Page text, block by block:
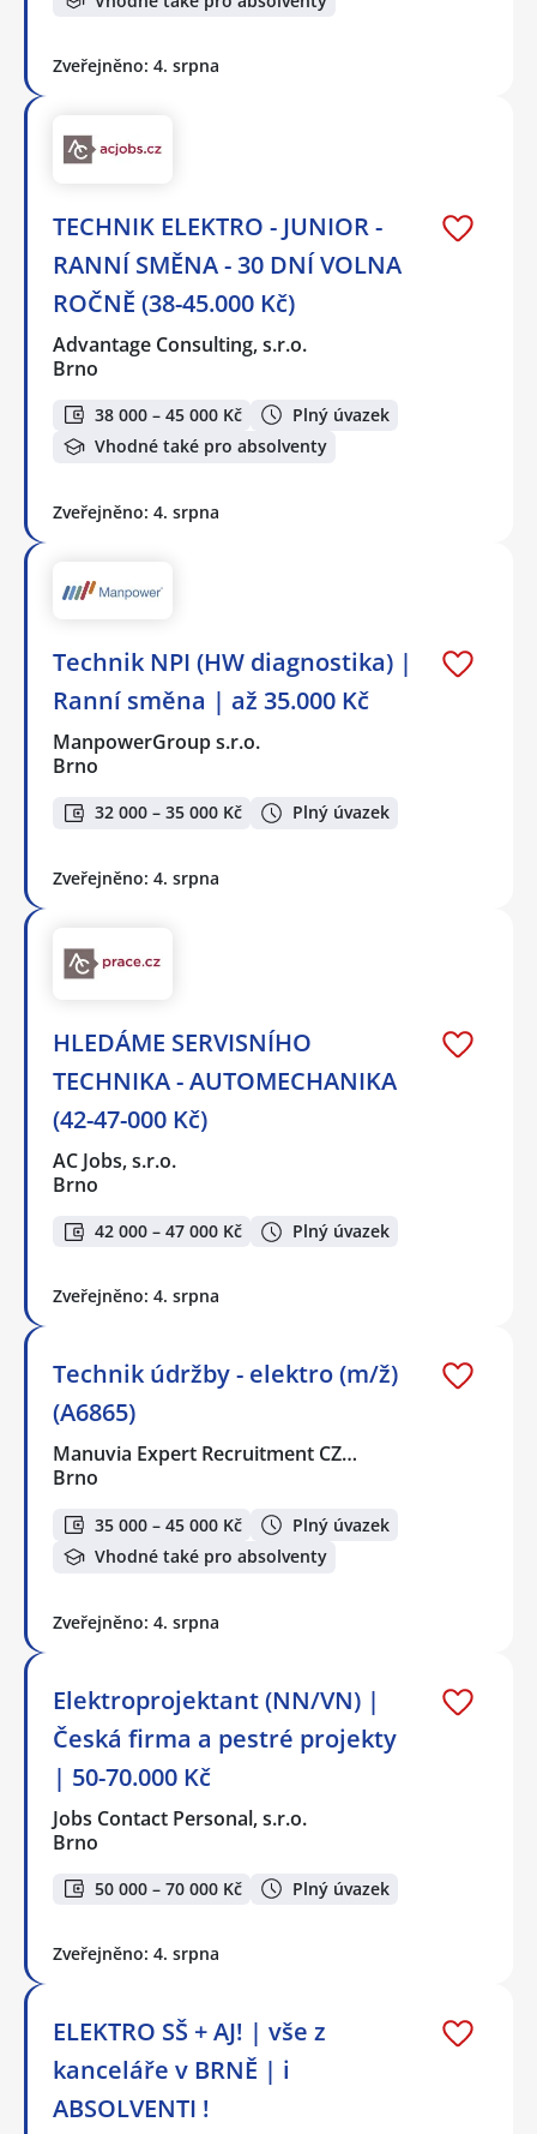
Zveřejněno: 4. srpna
TECHNIK ELEKTRO - JUNIOR -
RANNÍ SMĚNA - 30 DNÍ VOLNA
ROČNĚ (38-45.000 Kč)
Advantage Consulting, s.r.o.
Brno
38 000 – 45 000 Kč
Plný úvazek
Vhodné také pro absolventy
Zveřejněno: 4. srpna
Technik NPI (HW diagnostika) |
Ranní směna | až 35.000 Kč
ManpowerGroup s.r.o.
Brno
32 000 – 35 000 Kč Plný úvazek
Zveřejněno: 4. srpna
HLEDÁME SERVISNÍHO
TECHNIKA - AUTOMECHANIKA
(42-47-000 Kč)
AC Jobs, s.r.o.
Brno
42 000 – 47 000 Kč Plný úvazek
Zveřejněno: 4. srpna
Technik údržby - elektro (m/ž)
(A6865)
Manuvia Expert Recruitment CZ…
Brno
35 000 – 45 000 Kč
Plný úvazek
Vhodné také pro absolventy
Zveřejněno: 4. srpna
Elektroprojektant (NN/VN) |
Česká firma a pestré projekty
| 50-70.000 Kč
Jobs Contact Personal, s.r.o.
Brno
50 000 – 70 000 Kč Plný úvazek
Zveřejněno: 4. srpna
ELEKTRO SŠ + AJ! | vše z
kanceláře v BRNĚ | i
ABSOLVENTI !